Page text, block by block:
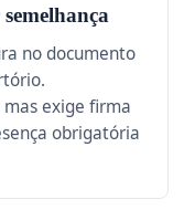
no documento
exige firma
obrigatória